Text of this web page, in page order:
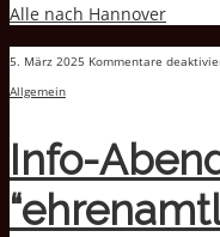
Alle nach Hannover
5. März 2025 Kommentare
Allgemein
Info-